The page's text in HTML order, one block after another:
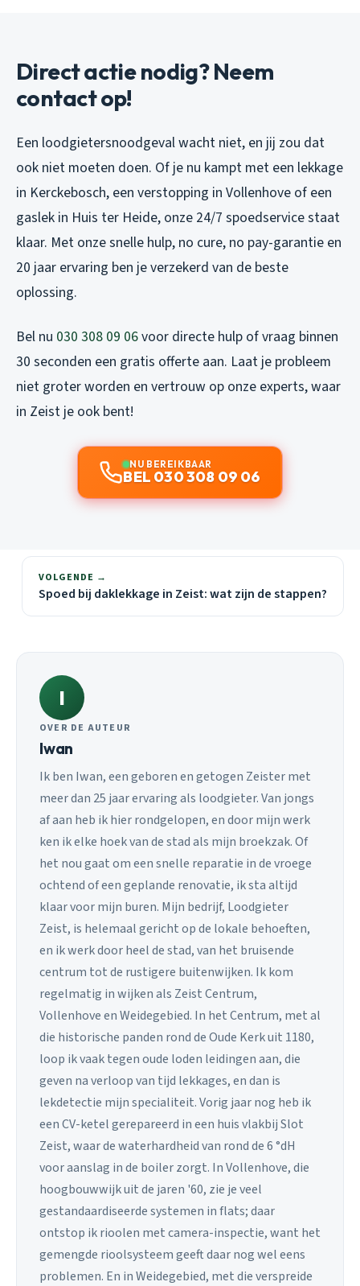
Direct actie nodig? Neem
contact op!
Een loodgietersnoodgeval wacht niet, en jij zou dat
ook niet moeten doen. Of je nu kampt met een lekkage
in Kerckebosch, een verstopping in Vollenhove of een
gaslek in Huis ter Heide, onze 24/7 spoedservice staat
klaar. Met onze snelle hulp, no cure, no pay-garantie en
20 jaar ervaring ben je verzekerd van de beste
oplossing.
Bel nu 030 308 09 06voor directe hulp of vraag binnen
30 seconden een gratis offerte aan. Laat je probleem
niet groter worden en vertrouw op onze experts, waar
in Zeist je ook bent!
NU BEREIKBAAR
BEL 030 308 09 06
VOLGENDE →
Spoed bij daklekkage in Zeist: wat zijn de stappen?
I
OVER DE AUTEUR
Iwan
Ik ben Iwan, een geboren en getogen Zeister met
meer dan 25 jaar ervaring als loodgieter. Van jongs
af aan heb ik hier rondgelopen, en door mijn werk
ken ik elke hoek van de stad als mijn broekzak. Of
het nou gaat om een snelle reparatie in de vroege
ochtend of een geplande renovatie, ik sta altijd
klaar voor mijn buren. Mijn bedrijf, Loodgieter
Zeist, is helemaal gericht op de lokale behoeften,
en ik werk door heel de stad, van het bruisende
centrum tot de rustigere buitenwijken. Ik kom
regelmatig in wijken als Zeist Centrum,
Vollenhove en Weidegebied. In het Centrum, met al
die historische panden rond de Oude Kerk uit 1180,
loop ik vaak tegen oude loden leidingen aan, die
geven na verloop van tijd lekkages, en dan is
lekdetectie mijn specialiteit. Vorig jaar nog heb ik
een CV-ketel gerepareerd in een huis vlakbij Slot
Zeist, waar de waterhardheid van rond de 6 °dH
voor aanslag in de boiler zorgt. In Vollenhove, die
hoogbouwwijk uit de jaren '60, zie je veel
gestandaardiseerde systemen in flats; daar
ontstop ik rioolen met camera-inspectie, want het
gemengde rioolsysteem geeft daar nog wel eens
problemen. En in Weidegebied, met die verspreide